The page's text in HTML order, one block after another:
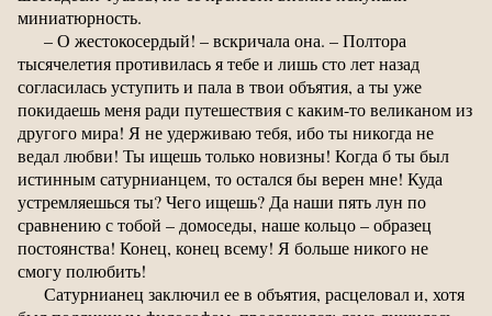
миниатюрность.
– О жестокосердый! – вскричала она. – Полтора
тысячелетия противилась я тебе и лишь сто лет назад
согласилась уступить и пала в твои объятия, а ты уже
покидаешь меня ради путешествия с каким-то великаном из
другого мира! Я не удерживаю тебя, ибо ты никогда не
ведал любви! Ты ищешь только новизны! Когда б ты был
истинным сатурнианцем, то остался бы верен мне! Куда
устремляешься ты? Чего ищешь? Да наши пять лун по
сравнению с тобой – домоседы, наше кольцо – образец
постоянства! Конец, конец всему! Я больше никого не
смогу полюбить!
Сатурнианец заключил ее в объятия, расцеловал и, хотя